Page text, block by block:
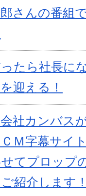
さんの番組
ったら社長
迎える！
社カンバス
ＣＭ字幕サイ
てプロップ
ご紹介します